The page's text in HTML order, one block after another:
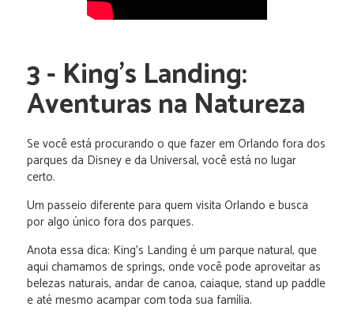
3 - King’s Landing:
Aventuras na Natureza
Se você está procurando o que fazer em Orlando fora dos
parques da Disney e da Universal, você está no lugar
certo.
Um passeio diferente para quem visita Orlando e busca
por algo único fora dos parques.
Anota essa dica: King’s Landing é um parque natural, que
aqui chamamos de springs, onde você pode aproveitar as
belezas naturais, andar de canoa, caiaque, stand up paddle
e até mesmo acampar com toda sua família.